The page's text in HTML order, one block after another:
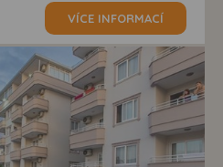
VÍCE INFORMACÍ